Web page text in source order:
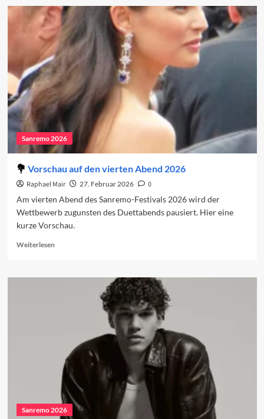
Sanremo
2026
in
den
Charts
(Woche
1)
Sanremo 2026
Vorschau auf den vierten Abend 2026
Raphael Mair 27. Februar 2026
0
Am vierten Abend des Sanremo-Festivals 2026 wird der
Wettbewerb zugunsten des Duettabends pausiert. Hier eine
kurze Vorschau.
WeiterlesenRead
Vorschau
Sanremo 2026